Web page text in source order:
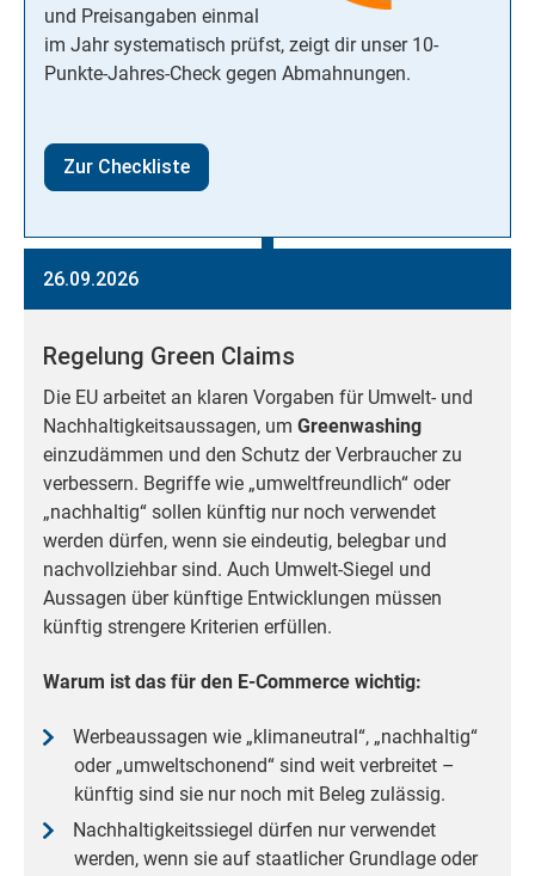
und Preisangaben einmal
im Jahr systematisch prüfst, zeigt dir unser 10-
Punkte-Jahres-Check gegen Abmahnungen.
Zur Checkliste
26.09.2026
Regelung Green Claims
Die EU arbeitet an klaren Vorgaben für Umwelt- und
Nachhaltigkeitsaussagen, um Greenwashing
einzudämmen und den Schutz der Verbraucher zu
verbessern. Begriffe wie „umweltfreundlich“ oder
„nachhaltig“ sollen künftig nur noch verwendet
werden dürfen, wenn sie eindeutig, belegbar und
nachvollziehbar sind. Auch Umwelt-Siegel und
Aussagen über künftige Entwicklungen müssen
künftig strengere Kriterien erfüllen.
Warum ist das für den E-Commerce wichtig:
Werbeaussagen wie „klimaneutral“, „nachhaltig“
oder „umweltschonend“ sind weit verbreitet –
künftig sind sie nur noch mit Beleg zulässig.
Nachhaltigkeitssiegel dürfen nur verwendet
werden, wenn sie auf staatlicher Grundlage oder